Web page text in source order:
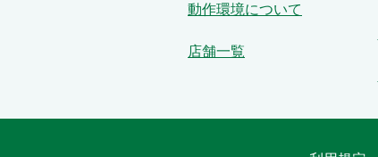
動作環境について
店舗一覧